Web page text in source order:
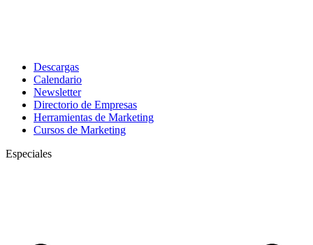
Descargas
Calendario
Newsletter
Directorio de Empresas
Herramientas de Marketing
Cursos de Marketing
Especiales